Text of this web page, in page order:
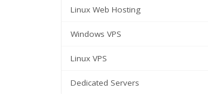
Linux Web Hosting
Windows VPS
Linux VPS
Dedicated Servers